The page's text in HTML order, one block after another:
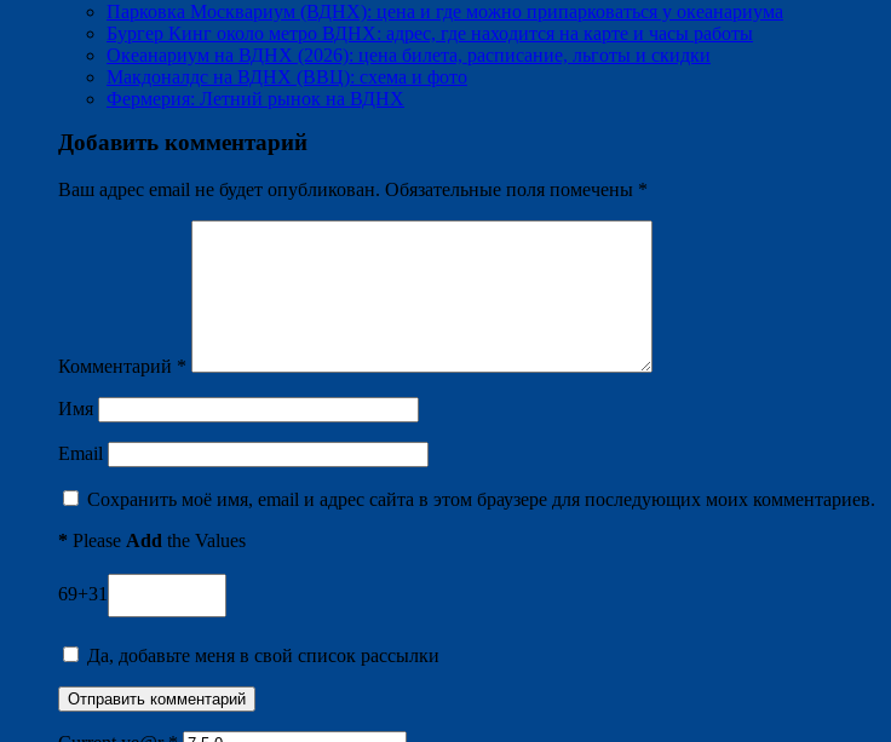
Парковка Москвариум (ВДНХ): цена и где можно припарковаться у океанариума
Бургер Кинг около метро ВДНХ: адрес, где находится на карте и часы работы
Океанариум на ВДНХ (2026): цена билета, расписание, льготы и скидки
Макдоналдс на ВДНХ (ВВЦ): схема и фото
Фермерия: Летний рынок на ВДНХ
Добавить комментарий
Ваш адрес email не будет опубликован. Обязательные поля помечены *
Комментарий *
Имя
Email
Сохранить моё имя, email и адрес сайта в этом браузере для последующих моих комментариев.
* Please Add the Values
69+31
Да, добавьте меня в свой список рассылки